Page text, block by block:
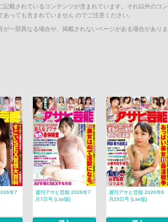
載されているコンテンツが含まれています。それ以外のコン
っても含まれていません のでご注意ください。
一部異なる場合や、掲載されないページがある場合がありま
年7
週刊アサヒ芸能 2026年7
月7日号 [Lite版]
週刊アサヒ芸能 2026年6
月23日号 [Lite版]